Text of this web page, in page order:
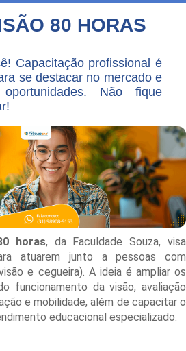
80 HORAS
Capacitação profissional é
se destacar no mercado e
Não fique
horas, da Faculdade Souza, visa
atuarem junto a pessoas com
e cegueira). A ideia é ampliar os
funcionamento da visão, avaliação
e mobilidade, além de capacitar o
educacional especializado.